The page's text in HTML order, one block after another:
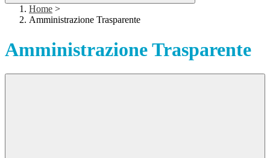
Home >
Amministrazione Trasparente
Amministrazione Trasparente